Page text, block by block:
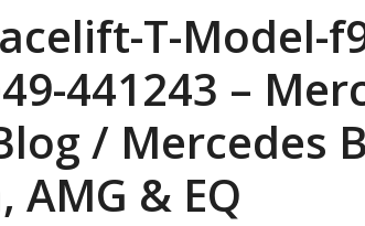
T-Model-
441243 –
/ Mercedes
AMG & EQ